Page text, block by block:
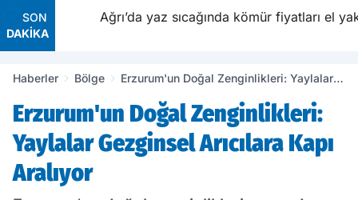
SON
DAKİKA
Ağrı’da yaz sıcağında kömür fiyatları el yaktı
Haberler Bölge
Erzurum'un Doğal Zenginlikleri: Yaylalar
Erzurum'un Doğal Zenginlikleri:
Yaylalar Gezginsel Arıcılara Kapı
Aralıyor